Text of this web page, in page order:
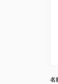
名